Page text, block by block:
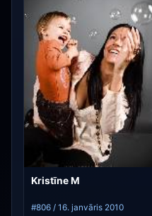
Kristīne M
#806 / 16. janvāris 2010